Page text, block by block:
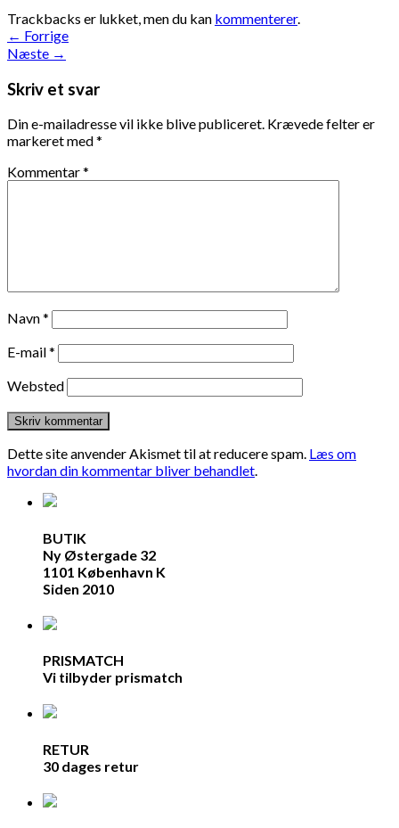
Trackbacks er lukket, men du kan kommenterer.
← Forrige
Næste →
Skriv et svar
Din e-mailadresse vil ikke blive publiceret. Krævede felter er
markeret med*
Kommentar*
Navn*
E-mail*
Websted
Dette site anvender Akismet til at reducere spam. Læs om
hvordan din kommentar bliver behandlet.
BUTIK
Ny Østergade 32
1101 København K
Siden 2010
PRISMATCH
Vi tilbyder prismatch
RETUR
30 dages retur